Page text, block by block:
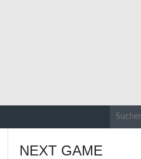
NEXT GAME